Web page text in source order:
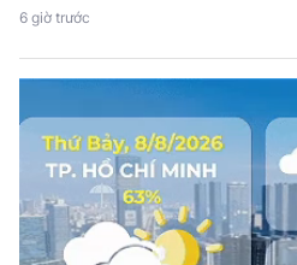
6 giờ trước